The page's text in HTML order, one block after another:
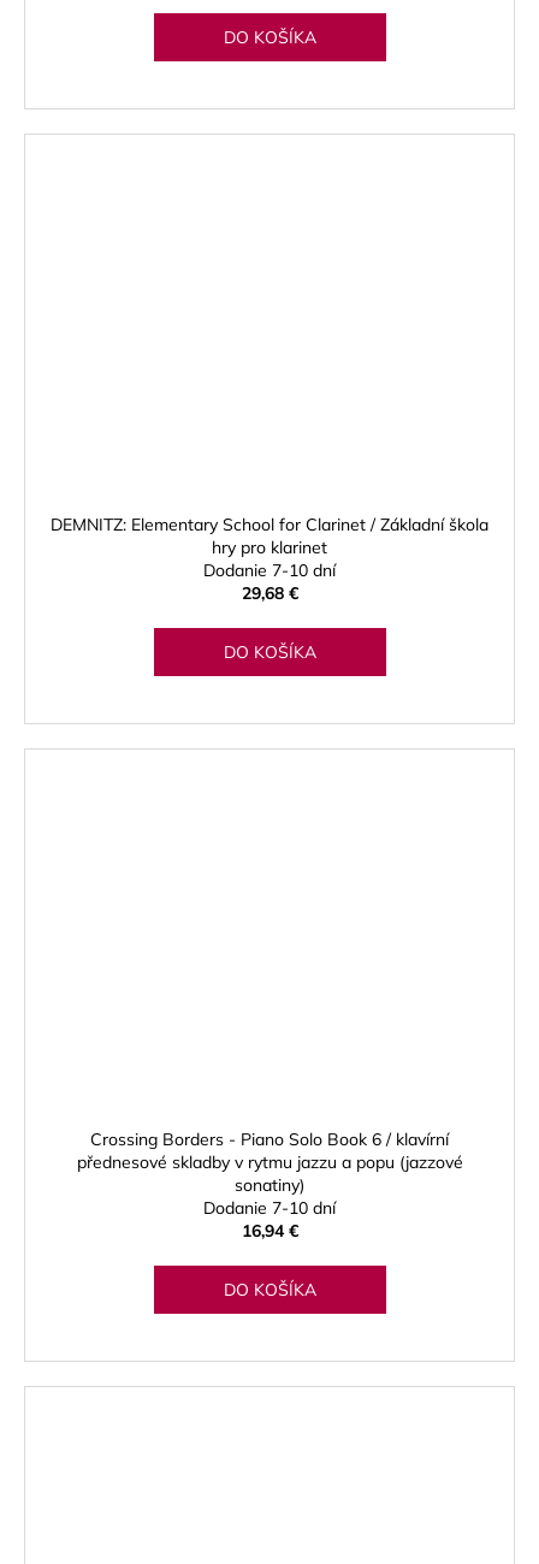
DO KOŠÍKA
DEMNITZ: Elementary School for Clarinet / Základní škola
hry pro klarinet
Dodanie 7-10 dní
29,68 €
DO KOŠÍKA
Crossing Borders - Piano Solo Book 6 / klavírní
přednesové skladby v rytmu jazzu a popu (jazzové
sonatiny)
Dodanie 7-10 dní
16,94 €
DO KOŠÍKA